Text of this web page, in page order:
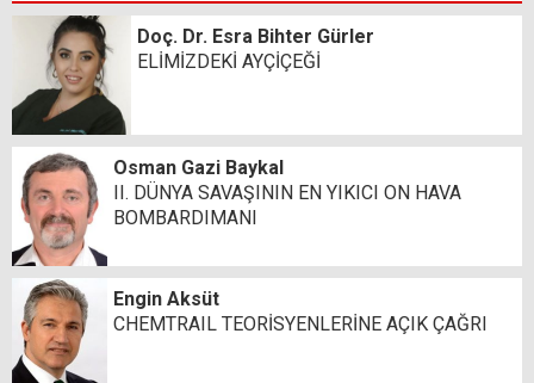
Doç. Dr. Esra Bihter Gürler
ELİMİZDEKİ AYÇİÇEĞİ
Osman Gazi Baykal
II. DÜNYA SAVAŞININ EN YIKICI ON HAVA
BOMBARDIMANI
Engin Aksüt
CHEMTRAIL TEORİSYENLERİNE AÇIK ÇAĞRI